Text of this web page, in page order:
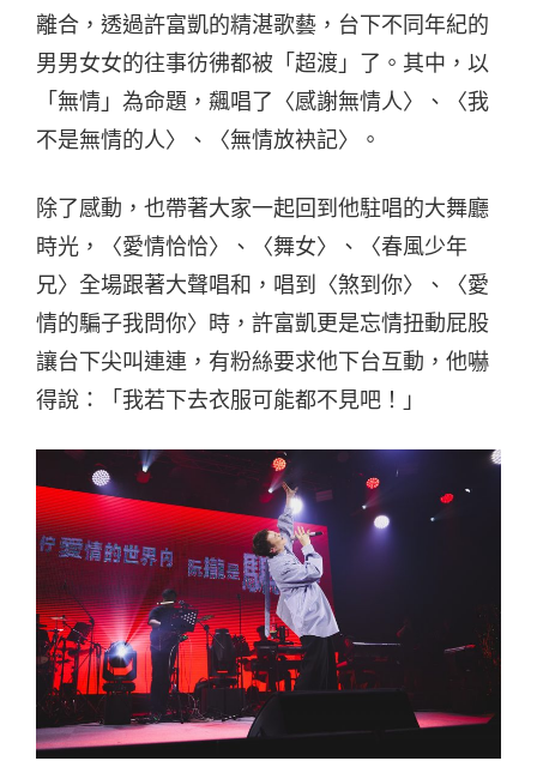
離合，透過許富凱的精湛歌藝，台下不同年紀的
男男女女的往事彷彿都被「超渡」了。其中，以
「無情」為命題，飆唱了〈感謝無情人〉、〈我
不是無情的人〉、〈無情放袂記〉。
除了感動，也帶著大家一起回到他駐唱的大舞廳
時光，〈愛情恰恰〉、〈舞女〉、〈春風少年
兄〉全場跟著大聲唱和，唱到〈煞到你〉、〈愛
情的騙子我問你〉時，許富凱更是忘情扭動屁股
讓台下尖叫連連，有粉絲要求他下台互動，他嚇
得說：「我若下去衣服可能都不見吧！」